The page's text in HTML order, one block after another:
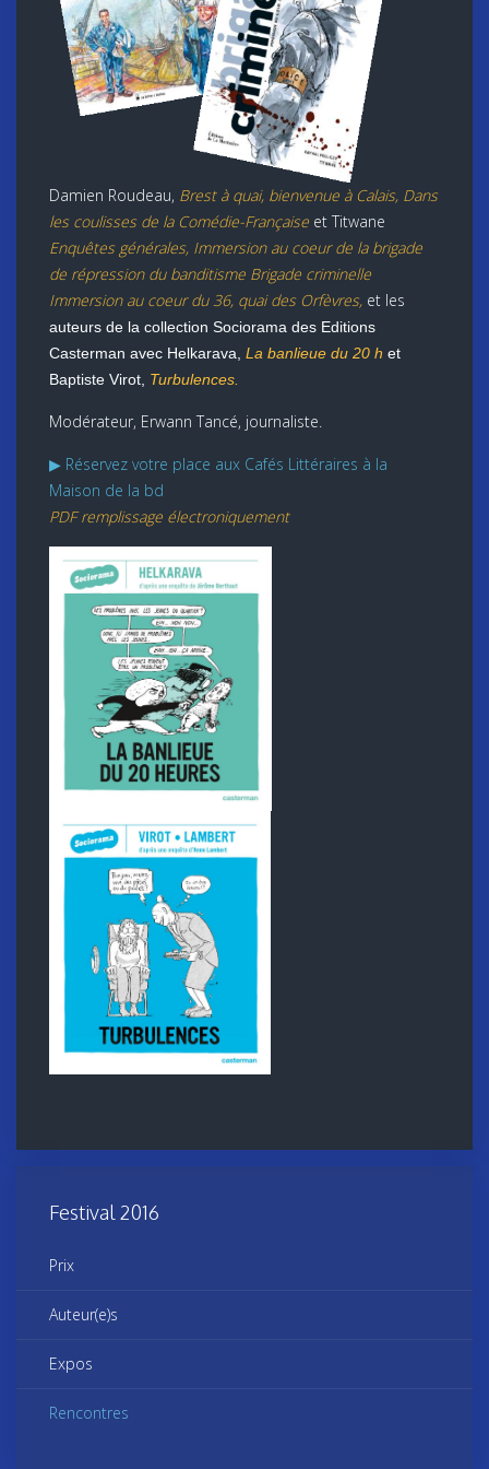
Damien Roudeau, Brest à quai, bienvenue à Calais, Dans
les coulisses de la Comédie-Française et Titwane
Enquêtes générales, Immersion au coeur de la brigade
de répression du banditisme Brigade criminelle
Immersion au coeur du 36, quai des Orfèvres, et les
auteurs de la collection Sociorama des Editions
Casterman avec Helkarava, La banlieue du 20 h et
Baptiste Virot, Turbulences.
Modérateur, Erwann Tancé, journaliste.
▶ Réservez votre place aux Cafés Littéraires à la
Maison de la bd
PDF remplissage électroniquement
Festival 2016
Prix
Auteur(e)s
Expos
Rencontres